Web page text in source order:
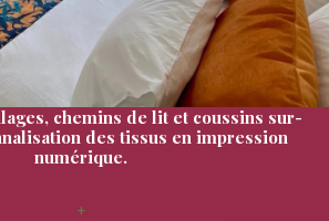
chemins de lit et coussins sur-
des tissus en impression
numérique.
+